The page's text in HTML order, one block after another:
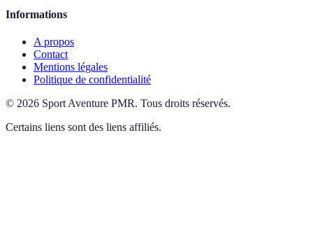
Informations
A propos
Contact
Mentions légales
Politique de confidentialité
© 2026 Sport Aventure PMR. Tous droits réservés.
Certains liens sont des liens affiliés.